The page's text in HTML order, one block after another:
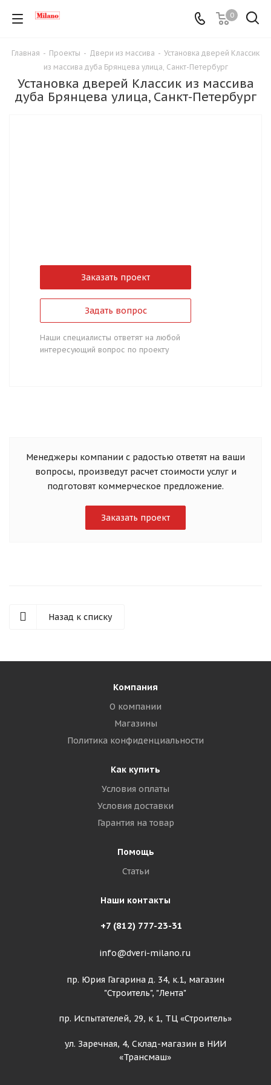
0
Главная - Проекты - Двери из массива - Установка дверей Классик
из массива дуба Брянцева улица, Санкт-Петербург
Установка дверей Классик из массива
дуба Брянцева улица, Санкт-Петербург
Заказать проект
Задать вопрос
Наши специалисты ответят на любой
интересующий вопрос по проекту
Менеджеры компании с радостью ответят на ваши
вопросы, произведут расчет стоимости услуг и
подготовят коммерческое предложение.
Заказать проект
Назад к списку
Компания
О компании
Магазины
Политика конфиденциальности
Как купить
Условия оплаты
Условия доставки
Гарантия на товар
Помощь
Статьи
Наши контакты
+7 (812) 777-23-31
info@dveri-milano.ru
пр. Юрия Гагарина д. 34, к.1, магазин
"Строитель", "Лента"
пр. Испытателей, 29, к 1, ТЦ «Строитель»
ул. Заречная, 4, Склад-магазин в НИИ
«Трансмаш»